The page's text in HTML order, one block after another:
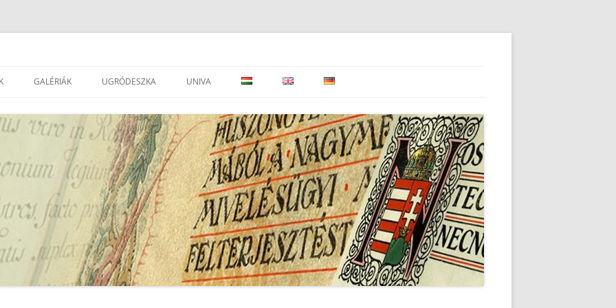
SZÉCSÉNYI M.: A RENDSZERVÁLTÁS
GYŰJTEMÉNY ARCHÍVUM
GALÉRIÁK
ESEMÉNYEK
UGRÓDESZKA
PORTÁLOK
TÁRSEGYESÜLETEK, INTÉZMÉNYEK
LEVÉLTÁRI, TÖRTÉNELMI
FOLYÓIRATOK
UNIVA
EAD IMPORTÁLÁSI SEGÉDLET ⇒
ATOM KÉZIKÖNYV
UNIVA FONDJEGYZÉK PÁLYÁZAT
UNIVA – DÁTUM JAVÍTÁS